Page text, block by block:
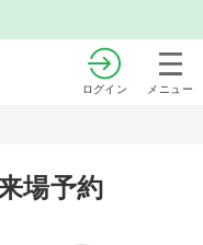
ログイン メニュー
場予約